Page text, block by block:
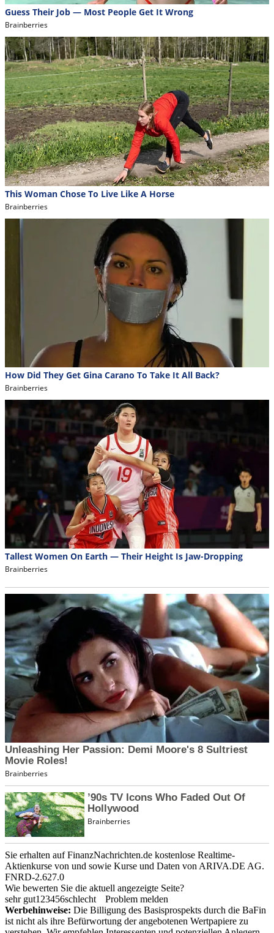
Sie erhalten auf FinanzNachrichten.de kostenlose Realtime-
Aktienkurse von und sowie Kurse und Daten von ARIVA.DE AG.
FNRD-2.627.0
Wie bewerten Sie die aktuell angezeigte Seite?
sehr gut1 23456schlecht
Problem melden
Werbehinweise: Die Billigung des Basisprospekts durch die BaFin
ist nicht als ihre Befürwortung der angebotenen Wertpapiere zu